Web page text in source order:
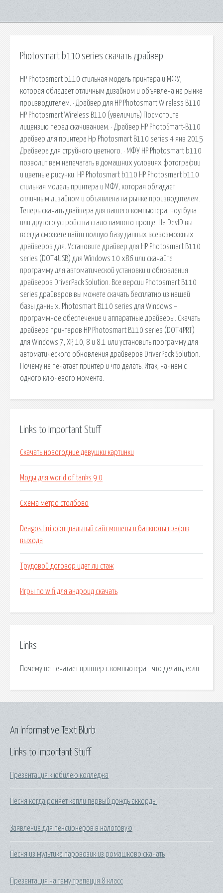
Photosmart b110 series скачать драйвер
HP Photosmart b110 стильная модель принтера и МФУ,
которая обладает отличным дизайном и объявлена на рынке
производителем. · Драйвер для HP Photosmart Wireless B110
HP Photosmart Wireless B110 (увеличить) Посмотрите
лицензию перед скачиванием. · Драйвер HP PhotoSmart-B110
драйвер для принтера Hp Photosmart B110 series 4 янв 2015
Драйвера для струйного цветного. · МФУ HP Photosmart b110
позволит вам напечатать в домашних условиях фотографии
и цветные рисунки. HP Photosmart b110 HP Photosmart b110
стильная модель принтера и МФУ, которая обладает
отличным дизайном и объявлена на рынке производителем.
Теперь скачать двайвера для вашего компьютера, ноутбука
или другого устройства стало намного проще. На DevID вы
всегда сможете найти полную базу данных всевозможных
драйверов для. Установите драйвер для HP Photosmart B110
series (DOT4USB) для Windows 10 x86 или скачайте
программу для автоматической установки и обновления
драйверов DriverPack Solution. Все версии Photosmart B110
series драйверов вы можете скачать бесплатно из нашей
базы данных. Photosmart B110 series для Windows –
программное обеспечение и аппаратные драйверы. Скачать
драйвера принтеров HP Photosmart B110 series (DOT4PRT)
для Windows 7, XP, 10, 8 и 8.1 или установить программу для
автоматического обновления драйверов DriverPack Solution.
Почему не печатает принтер и что делать. Итак, начнем с
одного ключевого момента.
Links to Important Stuff
Скачать новогодние девушки картинки
Моды для world of tanks 9 0
Схема метро столбово
Deagostini официальный сайт монеты и банкноты график
выхода
Трудовой договор идет ли стаж
Игры по wifi для андроид скачать
Links
Почему не печатает принтер с компьютера - что делать, если.
Links to Important Stuff
Презентация к юбилею колледжа
Песня когда роняет капли первый дождь аккорды
Заявление для пенсионеров в налоговую
Песня из мультика паровозик из ромашково скачать
Презентация на тему трапеция 8 класс
An Informative Text Blurb